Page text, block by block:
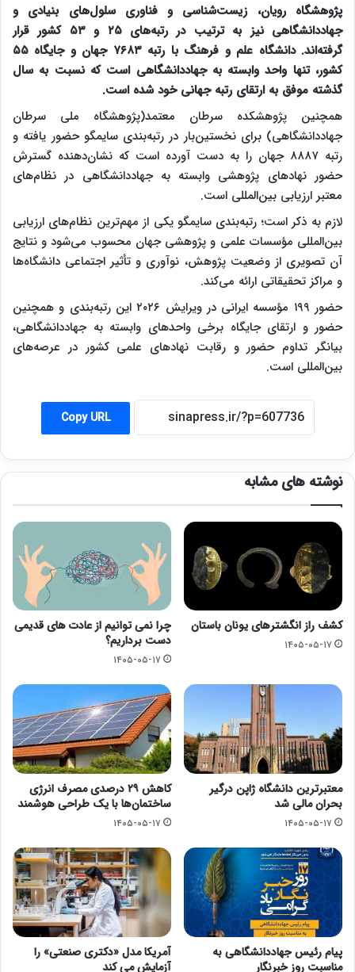
پژوهشگاه رویان، زیست‌شناسی و فناوری سلول‌های بنیادی و
جهاددانشگاهی نیز به ترتیب در رتبه‌های ۲۵ و ۵۳ کشور قرار
گرفته‌اند. دانشگاه علم و فرهنگ با رتبه ۷۶۸۳ جهان و جایگاه ۵۵
کشور، تنها واحد وابسته به جهاددانشگاهی است که نسبت به سال
گذشته موفق به ارتقای رتبه جهانی خود شده است.
همچنین پژوهشکده سرطان معتمد(پژوهشگاه ملی سرطان
جهاددانشگاهی) برای نخستین‌بار در رتبه‌بندی سایمگو حضور یافته و
رتبه ۸۸۸۷ جهان را به دست آورده است که نشان‌دهنده گسترش
حضور نهادهای پژوهشی وابسته به جهاددانشگاهی در نظام‌های
معتبر ارزیابی بین‌المللی است.
لازم به ذکر است؛ رتبه‌بندی سایمگو یکی از مهم‌ترین نظام‌های ارزیابی
بین‌المللی مؤسسات علمی و پژوهشی جهان محسوب می‌شود و نتایج
آن تصویری از وضعیت پژوهش، نوآوری و تأثیر اجتماعی دانشگاه‌ها
و مراکز تحقیقاتی ارائه می‌کند.
حضور ۱۹۹ مؤسسه ایرانی در ویرایش ۲۰۲۶ این رتبه‌بندی و همچنین
حضور و ارتقای جایگاه برخی واحدهای وابسته به جهاددانشگاهی،
بیانگر تداوم حضور و رقابت نهادهای علمی کشور در عرصه‌های
بین‌المللی است.
Copy URL
نوشته های مشابه
کشف راز انگشترهای یونان باستان
۱۴۰۵-۰۵-۱۷
چرا نمی توانیم از عادت های قدیمی
دست برداریم؟
۱۴۰۵-۰۵-۱۷
معتبرترین دانشگاه ژاپن درگیر
بحران مالی شد
۱۴۰۵-۰۵-۱۷
کاهش ۲۹ درصدی مصرف انرژی
ساختمان‌ها با یک طراحی هوشمند
۱۴۰۵-۰۵-۱۷
پیام رئیس جهاددانشگاهی به
مناسبت روز خبرنگار
آمریکا مدل «دکتری صنعتی» را
آزمایش می کند